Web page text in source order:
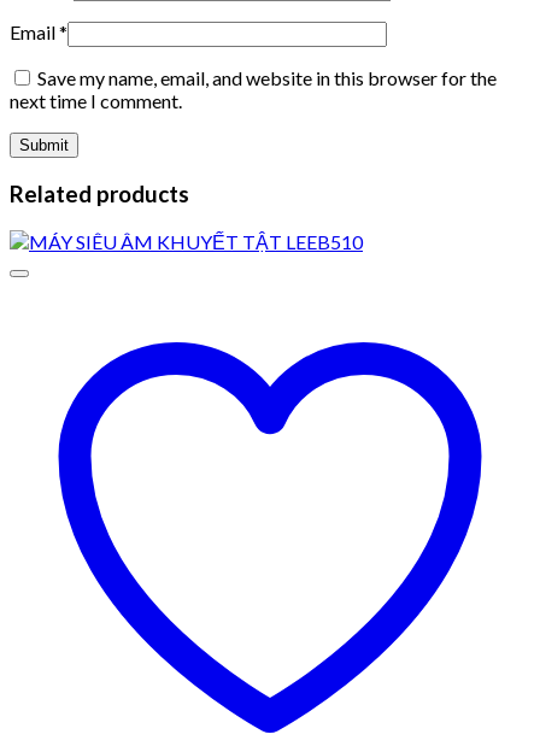
Email*
Save my name, email, and website in this browser for the
next time I comment.
Related products